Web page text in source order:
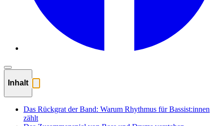
Inhalt
Das Rückgrat der Band: Warum Rhythmus für Bassist:innen
zählt